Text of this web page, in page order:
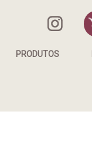
PRODUTOS